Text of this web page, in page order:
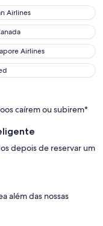
Airlines
Airlines
Airlines
caírem ou subirem*
depois de reservar um
além das nossas